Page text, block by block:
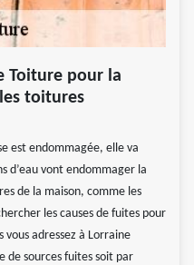
Toiture pour la
toitures
est endommagée, elle va
d’eau vont endommager la
de la maison, comme les
les causes de fuites pour
adressez à Lorraine
de sources fuites soit par